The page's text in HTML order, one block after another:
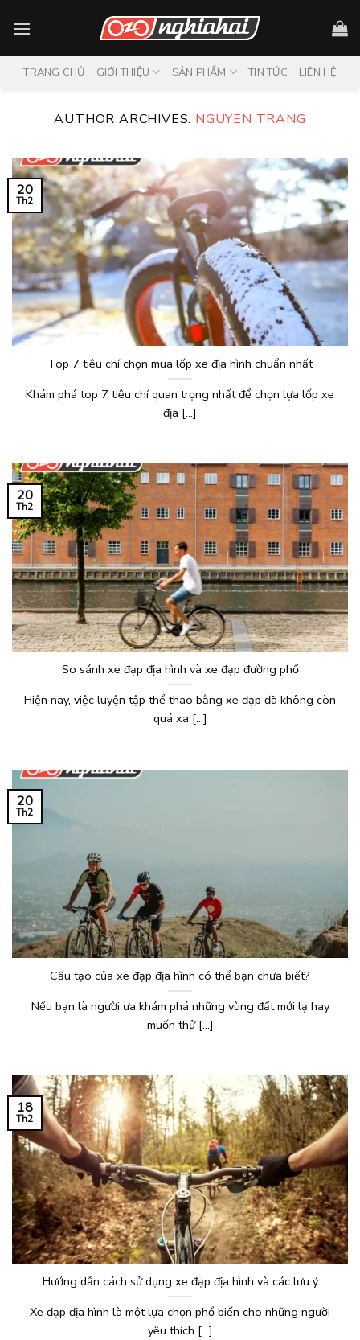
TRANG CHỦ GIỚI THIỆU SẢN PHẨM TIN TỨC LIÊN HỆ
AUTHOR ARCHIVES: NGUYEN TRANG
Top 7 tiêu chí chọn mua lốp xe địa hình chuẩn nhất
Khám phá top 7 tiêu chí quan trọng nhất để chọn lựa lốp xe
địa [...]
20
Th2
So sánh xe đạp địa hình và xe đạp đường phố
Hiện nay, việc luyện tập thể thao bằng xe đạp đã không còn
quá xa [...]
20
Th2
Cấu tạo của xe đạp địa hình có thể bạn chưa biết?
Nếu bạn là người ưa khám phá những vùng đất mới lạ hay
muốn thử [...]
20
Th2
Hướng dẫn cách sử dụng xe đạp địa hình và các lưu ý
Xe đạp địa hình là một lựa chọn phổ biến cho những người
yêu thích [...]
18
Th2